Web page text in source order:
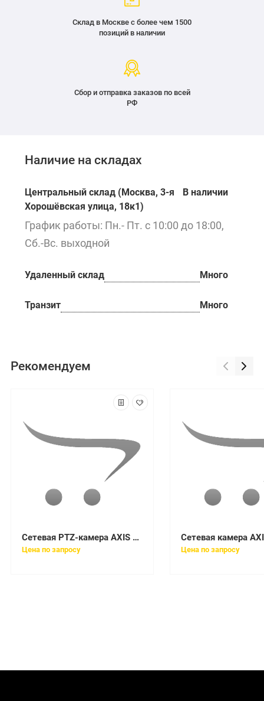
Склад в Москве с более чем 1500
позиций в наличии
Сбор и отправка заказов по всей
РФ
Наличие на складах
Центральный склад (Москва, 3-я
Хорошёвская улица, 18к1)
В наличии
График работы: Пн.- Пт. с 10:00 до 18:00,
Сб.-Вс. выходной
Удаленный склад Много
Транзит Много
Рекомендуем
Сетевая PTZ-камера AXIS P5655-E PTZ Network Camera
Цена по запросу Цена по запросу